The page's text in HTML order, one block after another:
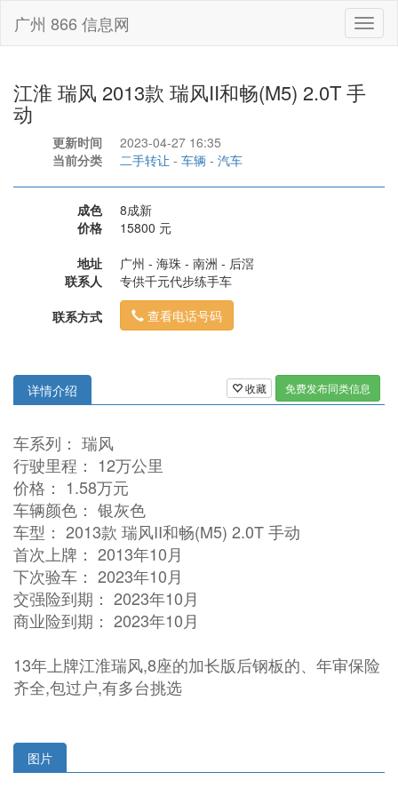
广州 866 信息网
江淮 瑞风 2013款 瑞风II和畅(M5) 2.0T 手
动
更新时间
2023-04-27 16:35
当前分类
二手转让 - 车辆 - 汽车
成色
8成新
价格
15800 元
地址
广州 - 海珠 - 南洲 - 后滘
联系人
专供千元代步练手车
联系方式
查看电话号码
收藏 免费发布同类信息
详情介绍
车系列： 瑞风
行驶里程： 12万公里
价格： 1.58万元
车辆颜色： 银灰色
车型： 2013款 瑞风II和畅(M5) 2.0T 手动
首次上牌： 2013年10月
下次验车： 2023年10月
交强险到期： 2023年10月
商业险到期： 2023年10月
13年上牌江淮瑞风,8座的加长版后钢板的、年审保险
齐全,包过户,有多台挑选
图片